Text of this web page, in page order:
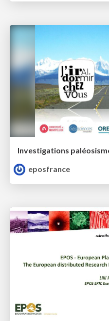
eposfrance